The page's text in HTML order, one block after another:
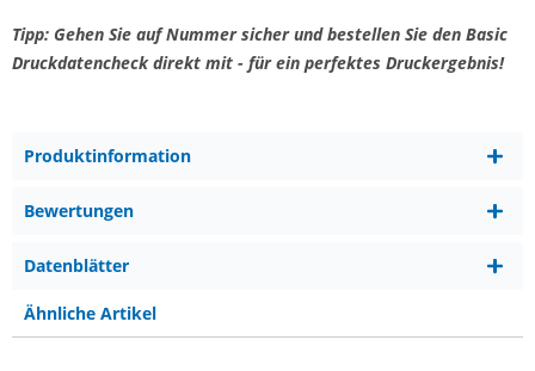
Tipp: Gehen Sie auf Nummer sicher und bestellen Sie den Basic
Druckdatencheck direkt mit - für ein perfektes Druckergebnis!
Produktinformation
Bewertungen
Datenblätter
Ähnliche Artikel